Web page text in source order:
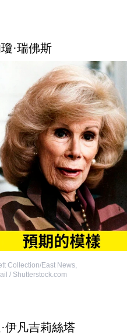
·瑞佛斯
Collection/East News,
/ Shutterstock.com
伊凡吉莉絲塔